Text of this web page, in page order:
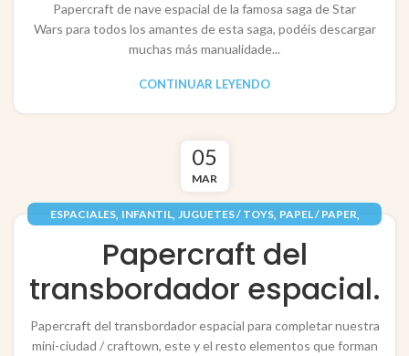
Papercraft de nave espacial de la famosa saga de Star
Wars para todos los amantes de esta saga, podéis descargar
muchas más manualidade...
CONTINUAR LEYENDO
05
MAR
ESPACIALES, INFANTIL, JUGUETES / TOYS, PAPEL / PAPER,
Papercraft del
transbordador espacial.
Papercraft del transbordador espacial para completar nuestra
mini-ciudad / craftown, este y el resto elementos que forman